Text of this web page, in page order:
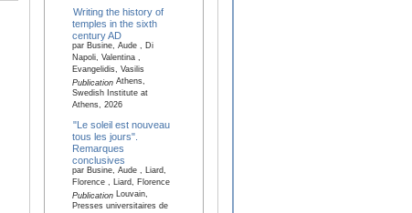
Writing the history of
temples in the sixth
century AD
par Busine, Aude , Di
Napoli, Valentina ,
Evangelidis, Vasilis
PublicationAthens,
Swedish Institute at
Athens, 2026
"Le soleil est nouveau
tous les jours".
Remarques
conclusives
par Busine, Aude , Liard,
Florence , Liard, Florence
PublicationLouvain,
Presses universitaires de